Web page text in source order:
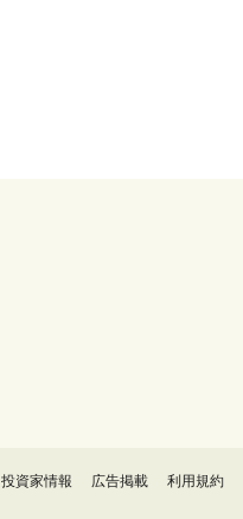
投資家情報 広告掲載 利用規約